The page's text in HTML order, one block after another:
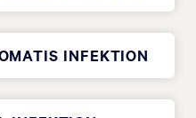
INFEKTION